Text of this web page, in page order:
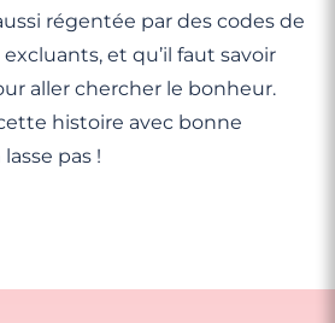
régentée par des codes de
et qu’il faut savoir
aller chercher le bonheur.
histoire avec bonne
pas !